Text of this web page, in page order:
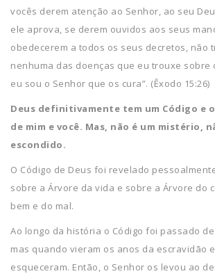
vocês derem atenção ao Senhor, ao seu
ele aprova, se derem ouvidos aos seus
obedecerem a todos os seus decretos, não
nenhuma das doenças que eu trouxe sobre
eu sou o Senhor que os cura”. (Êxodo 15:26)
Deus definitivamente tem um Código e
de mim e você. Mas, não é um mistério,
escondido.
O Código de Deus foi revelado
sobre a Árvore da vida e sobre a Árvore do
bem e do mal.
Ao longo da história o Código foi passado
mas quando vieram os anos da escravidão
esqueceram. Então, o Senhor os levou ao